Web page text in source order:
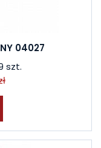
04027
szt.